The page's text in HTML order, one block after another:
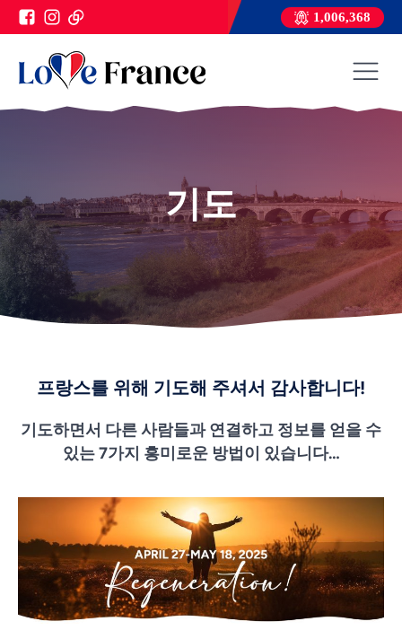
1,006,368
기도
프랑스를 위해 기도해 주셔서 감사합니다!
기도하면서 다른 사람들과 연결하고 정보를 얻을 수
있는 7가지 흥미로운 방법이 있습니다…